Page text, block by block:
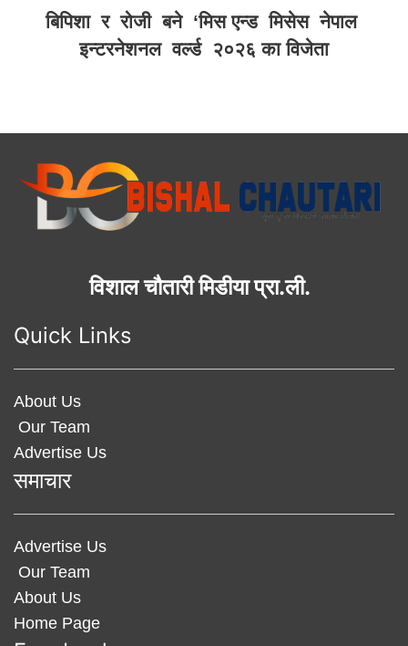
बिपिशा र रोजी बने ‘मिस एन्ड मिसेस नेपाल
इन्टरनेशनल वर्ल्ड २०२६ का विजेता
विशाल चौतारी मिडीया प्रा.ली.
Quick Links
About Us
Our Team
Advertise Us
समाचार
Advertise Us
Our Team
About Us
Home Page